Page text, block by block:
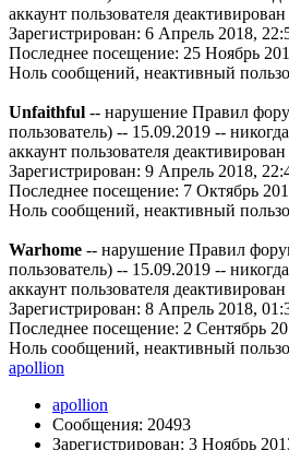
аккаунт пользователя
Зарегистрирован: 6 Апрель 2018,
Последнее посещение: 25 Ноябрь
Ноль сообщений, неактивный
Unfaithful -- нарушение Правил
пользователь) -- 15.09.2019 --
аккаунт пользователя
Зарегистрирован: 9 Апрель 2018,
Последнее посещение: 7 Октябрь
Ноль сообщений, неактивный
Warhome -- нарушение Правил
пользователь) -- 15.09.2019 --
аккаунт пользователя
Зарегистрирован: 8 Апрель 2018,
Последнее посещение: 2 Сентябрь
Ноль сообщений, неактивный
apollion
apollion
Сообщения: 20493
Зарегистрирован: 3 Ноябрь